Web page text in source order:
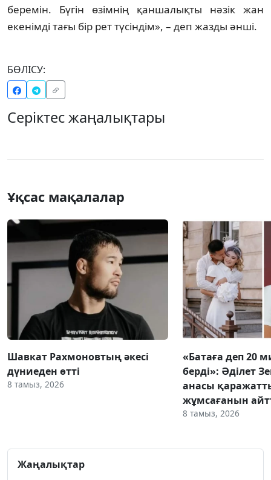
беремін. Бүгін өзімнің қаншалықты нәзік жан
екенімді тағы бір рет түсіндім», – деп жазды әнші.
БӨЛІСУ:
Серіктес жаңалықтары
Ұқсас мақалалар
Шавкат Рахмоновтың әкесі
дүниеден өтті
8 тамыз, 2026
«Батаға деп 20
берді»: Әділет
анасы
жұмсағанын
8 тамыз, 2026
Жаңалықтар